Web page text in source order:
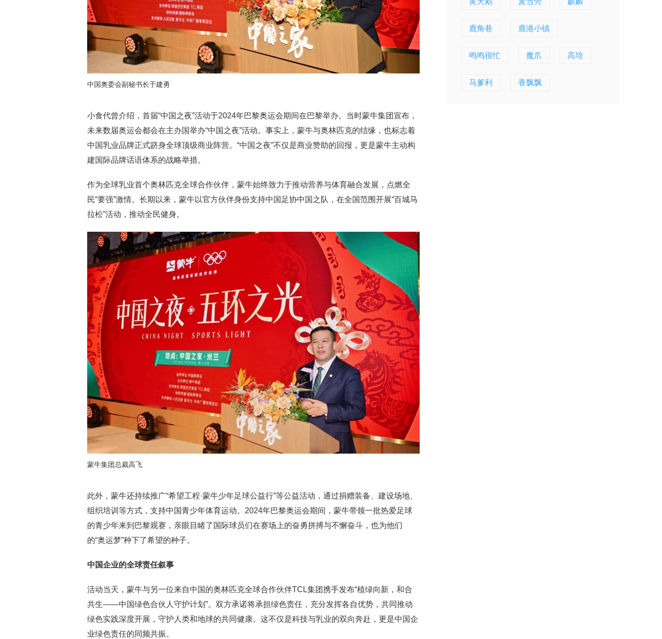
中国奥委会副秘书长于建勇
小食代曾介绍，首届“中国之夜”活动于2024年巴黎奥运会期间在巴黎举办。当时蒙牛集团宣布，
未来数届奥运会都会在主办国举办“中国之夜”活动。事实上，蒙牛与奥林匹克的结缘，也标志着
中国乳业品牌正式跻身全球顶级商业阵营。“中国之夜”不仅是商业赞助的回报，更是蒙牛主动构
建国际品牌话语体系的战略举措。
作为全球乳业首个奥林匹克全球合作伙伴，蒙牛始终致力于推动营养与体育融合发展，点燃全
民“要强”激情。长期以来，蒙牛以官方伙伴身份支持中国足协中国之队，在全国范围开展“百城马
拉松”活动，推动全民健身。
蒙牛集团总裁高飞
此外，蒙牛还持续推广“希望工程·蒙牛少年足球公益行”等公益活动，通过捐赠装备、建设场地、
组织培训等方式，支持中国青少年体育运动。2024年巴黎奥运会期间，蒙牛带领一批热爱足球
的青少年来到巴黎观赛，亲眼目睹了国际球员们在赛场上的奋勇拼搏与不懈奋斗，也为他们
的“奥运梦”种下了希望的种子。
中国企业的全球责任叙事
活动当天，蒙牛与另一位来自中国的奥林匹克全球合作伙伴TCL集团携手发布“植绿向新，和合
共生——中国绿色合伙人守护计划”。双方承诺将承担绿色责任，充分发挥各自优势，共同推动
绿色实践深度开展，守护人类和地球的共同健康。这不仅是科技与乳业的双向奔赴，更是中国企
业绿色责任的同频共振。
鹿角巷 鹿港小镇
鸣鸣很忙 魔爪 高培
马爹利 香飘飘